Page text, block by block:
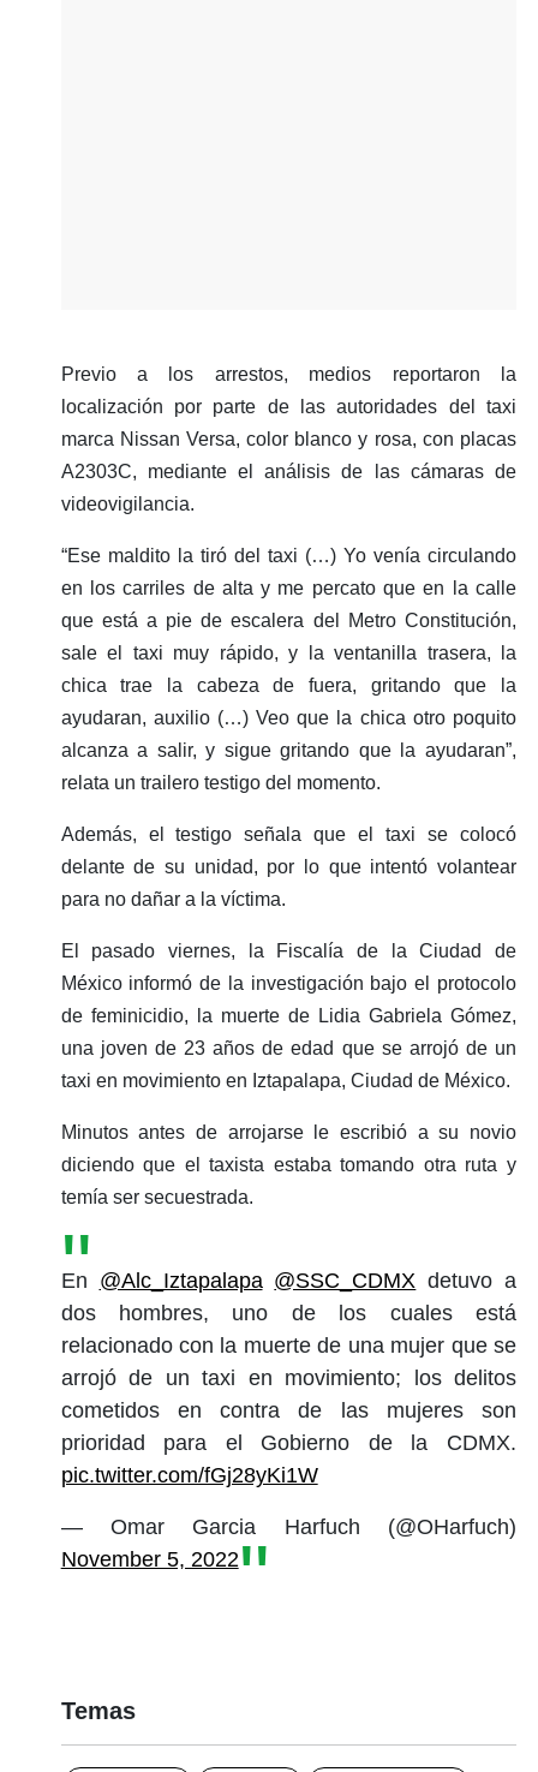
Previo a los arrestos, medios reportaron la
localización por parte de las autoridades del taxi
marca Nissan Versa, color blanco y rosa, con placas
A2303C, mediante el análisis de las cámaras de
videovigilancia.
“Ese maldito la tiró del taxi (…) Yo venía circulando
en los carriles de alta y me percato que en la calle
que está a pie de escalera del Metro Constitución,
sale el taxi muy rápido, y la ventanilla trasera, la
chica trae la cabeza de fuera, gritando que la
ayudaran, auxilio (…) Veo que la chica otro poquito
alcanza a salir, y sigue gritando que la ayudaran”,
relata un trailero testigo del momento.
Además, el testigo señala que el taxi se colocó
delante de su unidad, por lo que intentó volantear
para no dañar a la víctima.
El pasado viernes, la Fiscalía de la Ciudad de
México informó de la investigación bajo el protocolo
de feminicidio, la muerte de Lidia Gabriela Gómez,
una joven de 23 años de edad que se arrojó de un
taxi en movimiento en Iztapalapa, Ciudad de México.
Minutos antes de arrojarse le escribió a su novio
diciendo que el taxista estaba tomando otra ruta y
temía ser secuestrada.
En @Alc_Iztapalapa @SSC_CDMX detuvo a
dos hombres, uno de los cuales está
relacionado con la muerte de una mujer que se
arrojó de un taxi en movimiento; los delitos
cometidos en contra de las mujeres son
prioridad para el Gobierno de la CDMX.
pic.twitter.com/fGj28yKi1W
— Omar Garcia Harfuch (@OHarfuch)
November 5, 2022
Temas